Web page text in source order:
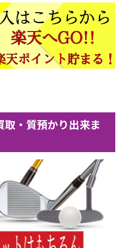
・質預かり出来ま